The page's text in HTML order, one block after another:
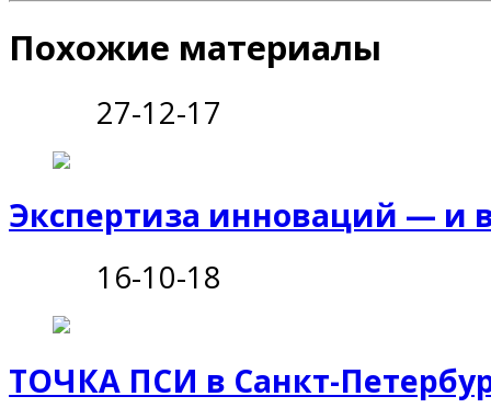
Похожие материалы
27-12-17
Экспертиза инноваций — и
16-10-18
ТОЧКА ПСИ в Санкт-